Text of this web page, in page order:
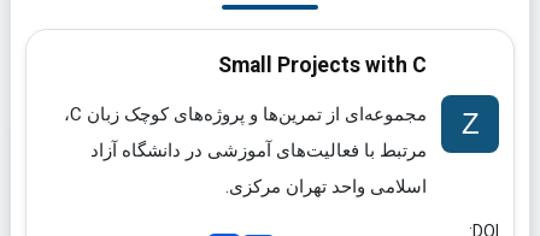
Small Projects with C
مجموعه‌ای از تمرین‌ها و پروژه‌های کوچک زبان C،
مرتبط با فعالیت‌های آموزشی در دانشگاه آزاد
اسلامی واحد تهران مرکزی.
DOI: